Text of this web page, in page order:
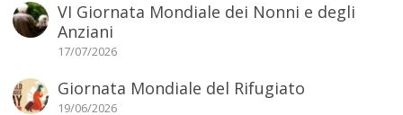
VI Giornata Mondiale dei Nonni e degli
Anziani
17/07/2026
Giornata Mondiale del Rifugiato
19/06/2026